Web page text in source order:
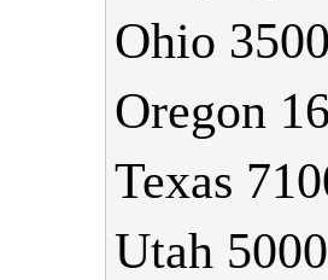
Ohio
Oregon
Texas
Utah